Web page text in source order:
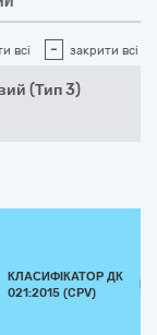
всі - закрити всі
(Тип 3)
КЛАСИФІКАТОР ДК
021:2015 (CPV)